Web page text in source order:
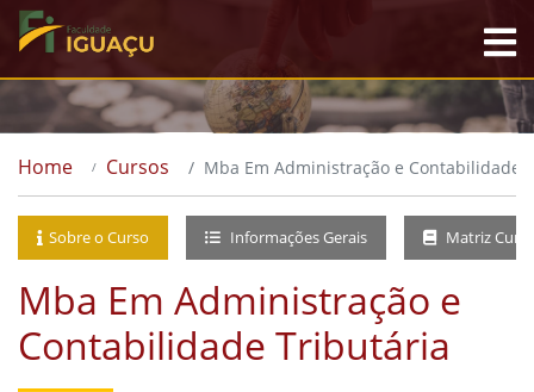
Home Cursos Mba Em Administração e Contabilidade
Sobre o Curso Informações Gerais Matriz
Mba Em Administração e
Contabilidade Tributária